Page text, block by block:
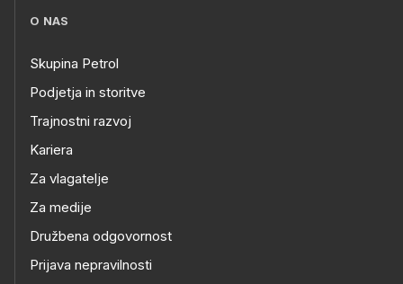
O NAS
Skupina Petrol
Podjetja in storitve
Trajnostni razvoj
Kariera
Za vlagatelje
Za medije
Družbena odgovornost
Prijava nepravilnosti